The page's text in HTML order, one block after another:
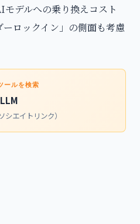
デルへの乗り換えコスト
ロックイン」の側面も考慮
ールを検索
エイトリンク）